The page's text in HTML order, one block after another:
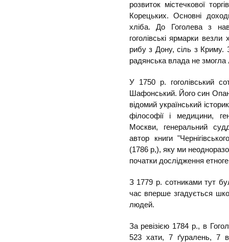
розвиток містечкової
Корецьких. Основні
хліба. До Гоголева з
гоголівські ярмарки
рибу з Дону, сіль з Криму.
радянська влада не змогла
У 1750 р. гоголівський
Шафонський. Його син
відомий український
філософії і медицини,
Москви, генеральний
автор книги
(1786 р,), яку ми
початки дослідження
З 1779 р. сотниками тут
час вперше згадується
людей.
За ревізією 1784 р., в
523 хати, 7 ґуралень, 7